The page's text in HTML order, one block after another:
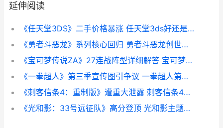
延伸阅读
《任天堂3DS》二手价格暴涨 任天堂3ds好还是2ds好
《勇者斗恶龙》系列核心回归 勇者斗恶龙创世小玩家2
《宝可梦传说ZA》27连战阵型详细解答 宝可梦传说za树果在哪买
《一拳超人》第三季宣传图引争议 一拳超人第二季在线观看
《刺客信条4：重制版》遭重大泄露 刺客信条4猎杀圣殿骑士
《光和影：33号远征队》高分登顶 光和影主题来源